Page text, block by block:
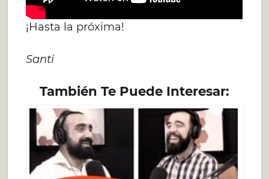
¡Hasta la próxima!
Santi
También Te Puede Interesar: